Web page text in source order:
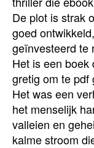
De plot is strak
goed
geïnvesteerd te
Het is een boek
gretig om te pdf
Het was een
het menselijk
valleien en
kalme stroom